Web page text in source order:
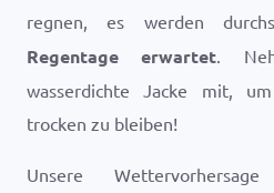
regnen, es werden
Regentage erwartet.
wasserdichte Jacke mit,
trocken zu bleiben!
Unsere